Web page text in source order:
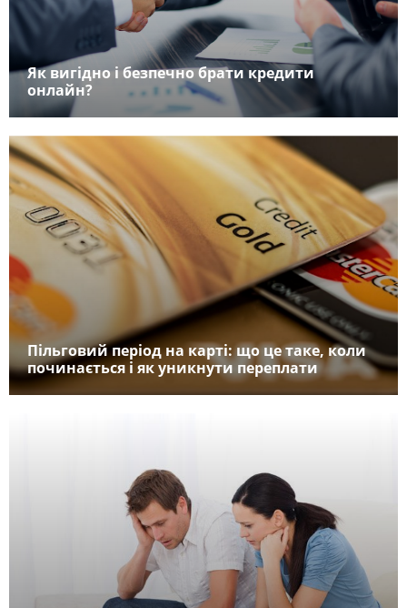
Як вигідно і безпечно брати кредити
онлайн?
Пільговий період на карті: що це таке, коли
починається і як уникнути переплати